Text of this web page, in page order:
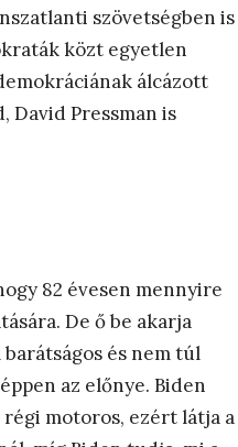
szövetségben is
közt egyetlen
álcázott
David Pressman is
82 évesen mennyire
De ő be akarja
és nem túl
az előnye. Biden
motoros, ezért látja a